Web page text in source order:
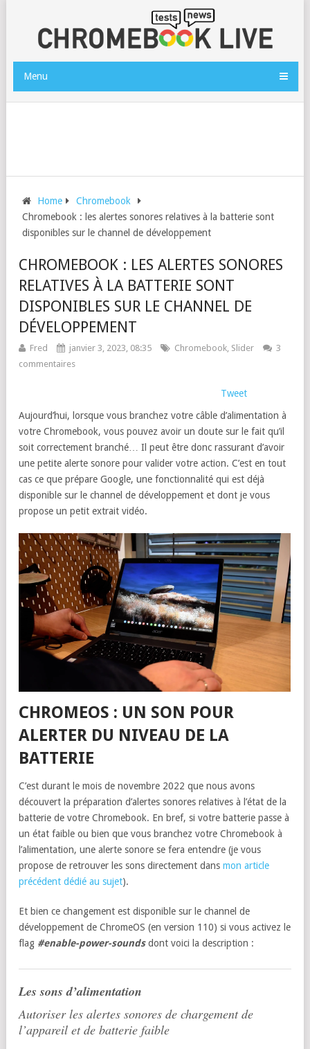
Menu
Home
Chromebook
Chromebook : les alertes sonores relatives à la batterie sont
disponibles sur le channel de développement
CHROMEBOOK : LES ALERTES SONORES
RELATIVES À LA BATTERIE SONT
DISPONIBLES SUR LE CHANNEL DE
DÉVELOPPEMENT
Fred janvier 3, 2023, 08:35 Chromebook, Slider
3
commentaires
Tweet
Aujourd’hui, lorsque vous branchez votre câble d’alimentation à
votre Chromebook, vous pouvez avoir un doute sur le fait qu’il
soit correctement branché… Il peut être donc rassurant d’avoir
une petite alerte sonore pour valider votre action. C’est en tout
cas ce que prépare Google, une fonctionnalité qui est déjà
disponible sur le channel de développement et dont je vous
propose un petit extrait vidéo.
CHROMEOS : UN SON POUR
ALERTER DU NIVEAU DE LA
BATTERIE
C’est durant le mois de novembre 2022 que nous avons
découvert la préparation d’alertes sonores relatives à l’état de la
batterie de votre Chromebook. En bref, si votre batterie passe à
un état faible ou bien que vous branchez votre Chromebook à
l’alimentation, une alerte sonore se fera entendre (je vous
propose de retrouver les sons directement dans mon article
précédent dédié au sujet).
Et bien ce changement est disponible sur le channel de
développement de ChromeOS (en version 110) si vous activez le
flag #enable-power-soundsdont voici la description :
Les sons d’alimentation
Autoriser les alertes sonores de chargement de
l’appareil et de batterie faible